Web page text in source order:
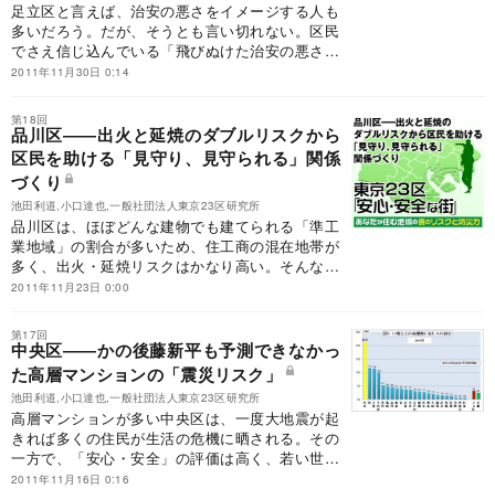
足立区と言えば、治安の悪さをイメージする人も
多いだろう。だが、そうとも言い切れない。区民
でさえ信じ込んでいる「飛びぬけた治安の悪さ」
の背景には、何があるのか。実は足立区は、地震
んでいる。
2011年11月30日 0:14
第18回
品川区――出火と延焼のダブルリスクから
区民を助ける「見守り、見守られる」関係
づくり
池田利道,小口達也,一般社団法人東京23区研究所
品川区は、ほぼどんな建物でも建てられる「準工
業地域」の割合が多いため、住工商の混在地帯が
多く、出火・延焼リスクはかなり高い。そんな品
川区が力を入れているのが、子どもや高齢者を守
る。
2011年11月23日 0:00
第17回
中央区――かの後藤新平も予測できなかっ
た高層マンションの「震災リスク」
池田利道,小口達也,一般社団法人東京23区研究所
高層マンションが多い中央区は、一度大地震が起
きれば多くの住民が生活の危機に晒される。その
一方で、「安心・安全」の評価は高く、若い世代
の流入は絶えない。最近では、若い新住民と高齢
2011年11月16日 0:16